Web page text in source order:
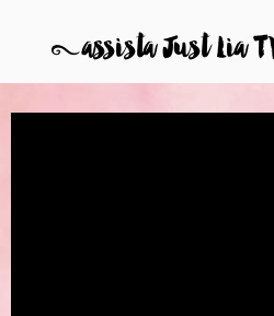
8assista Just Lia